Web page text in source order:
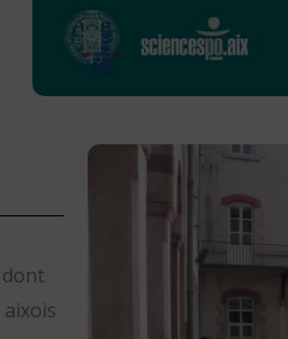
dont
aixois